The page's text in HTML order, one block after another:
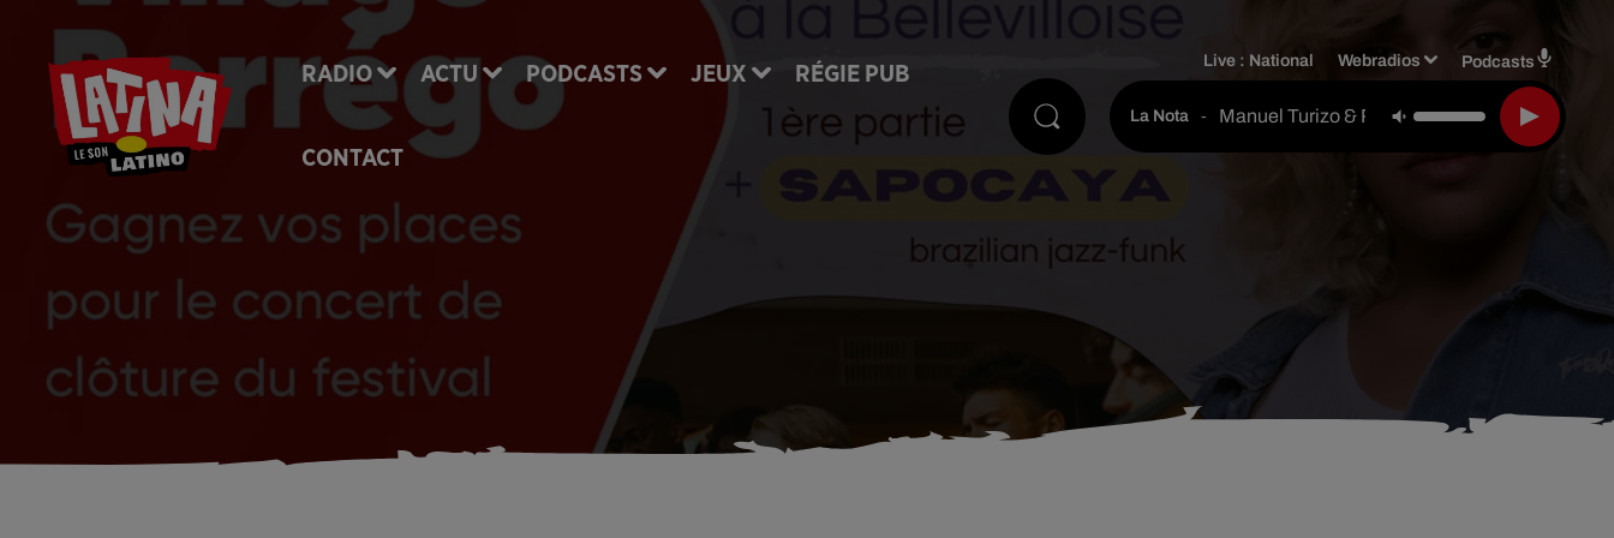
RADIO ACTU PODCASTS JEUX RÉGIE PUB
CONTACT
Live : National Webradios Podcasts
La Nota - Manuel Turizo & Rauw Alejandro & Myke